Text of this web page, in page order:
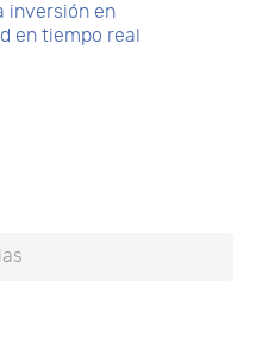
inversión en
en tiempo real